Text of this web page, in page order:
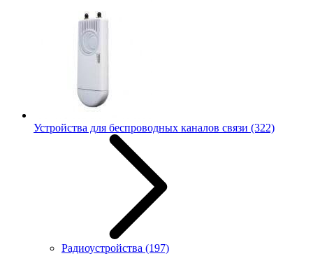
Устройства для беспроводных каналов связи (322)
Радиоустройства (197)